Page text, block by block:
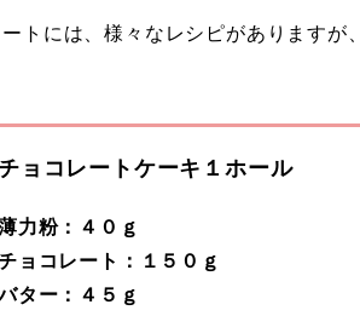
トには、様々なレシピがありますが
チョコレートケーキ１ホール
力粉：４０ｇ
ョコレート：１５０ｇ
ター：４５ｇ